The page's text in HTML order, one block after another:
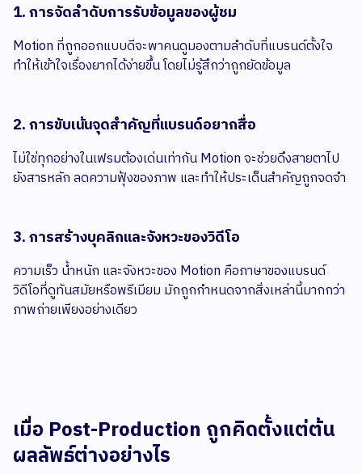
1. การจัดลำดับการรับข้อมูลของผู้ชม
Motion ที่ถูกออกแบบดีจะพาคนดูมองตามลำดับที่แบรนด์ตั้งใจ
ทำให้เข้าใจเรื่องยากได้ง่ายขึ้น โดยไม่รู้สึกว่าถูกยัดข้อมูล
2. การขับเน้นจุดสำคัญที่แบรนด์อยากสื่อ
ไม่ใช่ทุกอย่างในเฟรมต้องเด่นเท่ากัน Motion จะช่วยดึงสายตาไป
ยังสารหลัก ลดความฟุ้งของภาพ และทำให้ประเด็นสำคัญถูกจดจำ
3. การสร้างบุคลิกและจังหวะของวิดีโอ
ความเร็ว น้ำหนัก และจังหวะของ Motion คือภาษาของแบรนด์
วิดีโอที่ดูทันสมัยหรือพรีเมียม มักถูกกำหนดจากสิ่งเหล่านี้มากกว่า
ภาพถ่ายเพียงอย่างเดียว
เมื่อ Post-Production ถูกคิดตั้งแต่ต้น
ผลลัพธ์ต่างอย่างไร